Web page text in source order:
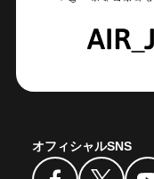
オフィシャルSNS